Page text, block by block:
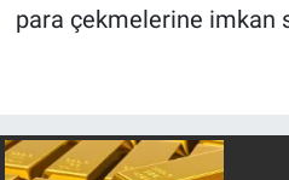
para çekmelerine imkan